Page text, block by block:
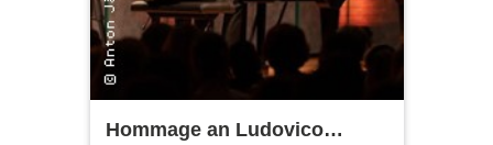
Hommage an Ludovico